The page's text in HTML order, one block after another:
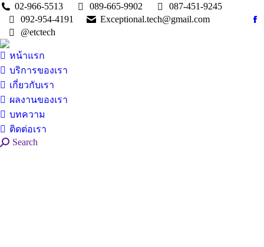
02-966-5513 089-665-9902
087-451-9245
092-954-4191
Exceptional.tech@gmail.com
@etctech
หน้าแรก
บริการของเรา
เกี่ยวกับเรา
ผลงานของเรา
บทความ
ติดต่อเรา
Search:
Search